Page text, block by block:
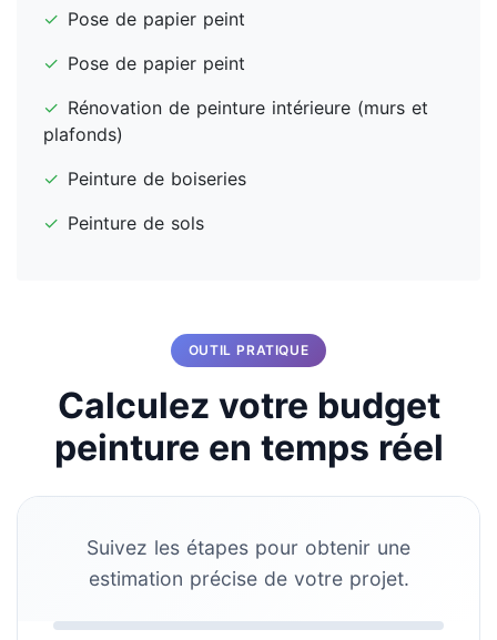
✓ Pose de papier peint
✓ Pose de papier peint
✓ Rénovation de peinture intérieure (murs et
plafonds)
✓ Peinture de boiseries
✓ Peinture de sols
OUTIL PRATIQUE
Calculez votre budget
peinture en temps réel
Suivez les étapes pour obtenir une
estimation précise de votre projet.